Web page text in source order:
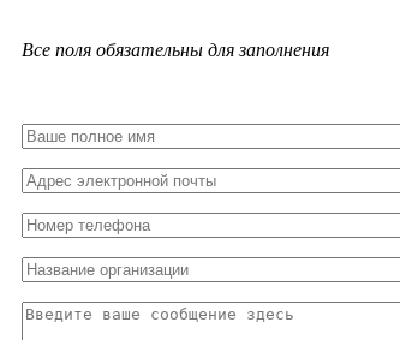
Все поля обязательны для заполнения